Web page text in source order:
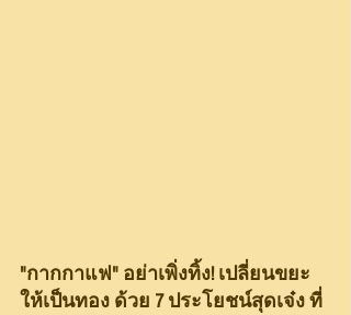
"กากกาแฟ" อย่าเพิ่งทิ้ง! เปลี่ยนขยะ
ให้เป็นทอง ด้วย 7 ประโยชน์สุดเจ๋ง ที่